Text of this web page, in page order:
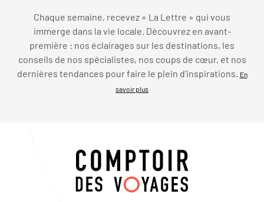
Chaque semaine, recevez « La Lettre » qui vous
immerge dans la vie locale. Découvrez en avant-
première : nos éclairages sur les destinations, les
conseils de nos spécialistes, nos coups de cœur, et nos
dernières tendances pour faire le plein d’inspirations.
En
savoir plus